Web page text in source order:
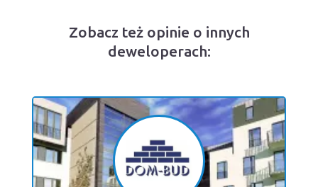
Zobacz też opinie o innych
deweloperach: